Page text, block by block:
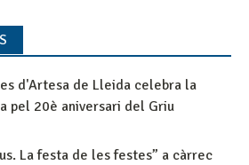
d'Artesa de Lleida celebra la
pel 20è aniversari del Griu
La festa de les festes” a càrrec